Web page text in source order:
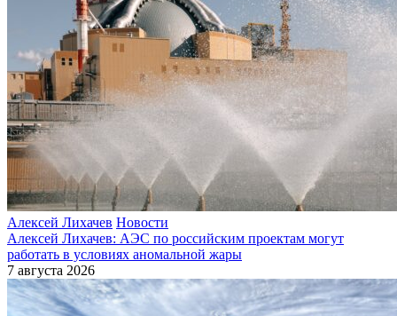
Алексей Лихачев Новости
Алексей Лихачев: АЭС по российским проектам могут
работать в условиях аномальной жары
7 августа 2026